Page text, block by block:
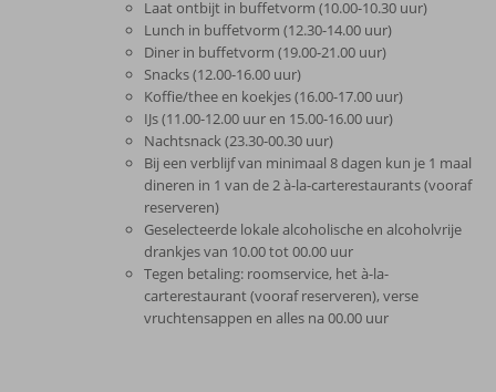
Laat ontbijt in buffetvorm (10.00-10.30 uur)
Lunch in buffetvorm (12.30-14.00 uur)
Diner in buffetvorm (19.00-21.00 uur)
Snacks (12.00-16.00 uur)
Koffie/thee en koekjes (16.00-17.00 uur)
IJs (11.00-12.00 uur en 15.00-16.00 uur)
Nachtsnack (23.30-00.30 uur)
Bij een verblijf van minimaal 8 dagen kun je 1 maal
dineren in 1 van de 2 à-la-carterestaurants (vooraf
reserveren)
Geselecteerde lokale alcoholische en alcoholvrije
drankjes van 10.00 tot 00.00 uur
Tegen betaling: roomservice, het à-la-
carterestaurant (vooraf reserveren), verse
vruchtensappen en alles na 00.00 uur